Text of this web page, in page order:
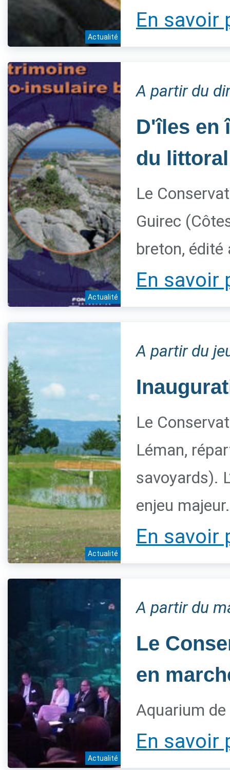
Actualité
En savoir
Actualité
A partir du
D'îles en
du
Le
Guirec
breton, édité
En savoir
Actualité
A partir du
Le
Léman,
savoyards).
enjeu majeur.
En savoir
Actualité
A partir du
Le
en
Aquarium
En savoir